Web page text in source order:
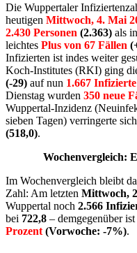
Die Wuppertaler
heutigen Mittwoch, 4. Mai
2.430 Personen (2.363) als
leichtes Plus von 67 Fällen
Infizierten ist indes weiter
Koch-Institutes (RKI) ging
(-29) auf nun 1.667 Infizierte
Dienstag wurden 350 neue
Wuppertal-Inzidenz
sieben Tagen) verringerte
(518,0).
Wochenvergleich:
Im Wochenvergleich bleibt
Zahl: Am letzten Mittwoch,
Wuppertal noch 2.566
bei 722,8 – demgegenüber
Prozent (Vorwoche: -7%).